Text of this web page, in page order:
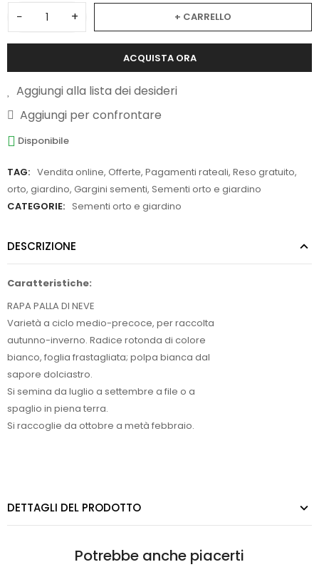
− + + CARRELLO
ACQUISTA ORA
Aggiungi alla lista dei desideri
Aggiungi per confrontare
Disponibile
TAG: Vendita online, Offerte, Pagamenti rateali, Reso gratuito,
orto, giardino, Gargini sementi, Sementi orto e giardino
CATEGORIE: Sementi orto e giardino
DESCRIZIONE
Caratteristiche:
RAPA PALLA DI NEVE
Varietà a ciclo medio-precoce, per raccolta
autunno-inverno. Radice rotonda di colore
bianco, foglia frastagliata; polpa bianca dal
sapore dolciastro.
Si semina da luglio a settembre a file o a
spaglio in piena terra.
Si raccoglie da ottobre a metà febbraio.
DETTAGLI DEL PRODOTTO
Potrebbe anche piacerti